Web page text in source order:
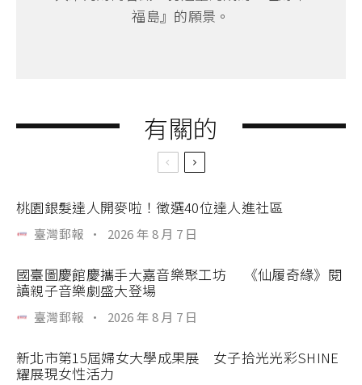
福島』的願景。
有關的
桃園銀髮達人開麥啦！徵選40位達人進社區
臺灣郵報 · 2026 年 8 月 7 日
國臺圖慶館慶攜手大嘉音樂聚工坊 《仙履奇緣》閱
讀親子音樂劇盛大登場
臺灣郵報 · 2026 年 8 月 7 日
新北市第15屆婦女大學成果展 女子拾光光彩SHINE
耀展現女性活力